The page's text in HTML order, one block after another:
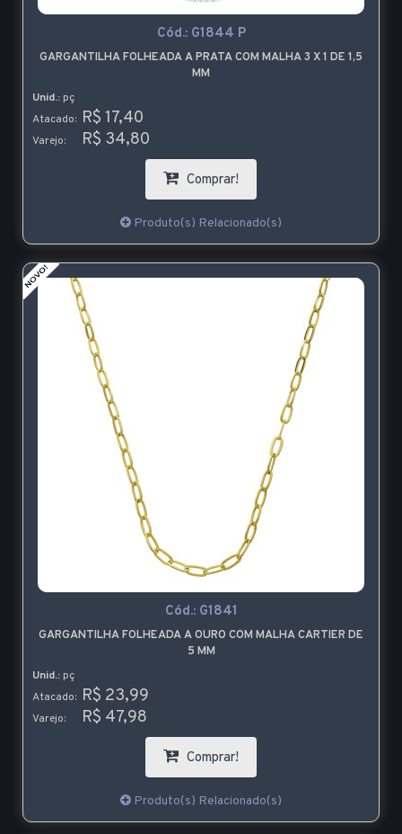
Cód.: G1844 P
GARGANTILHA FOLHEADA A PRATA COM MALHA 3 X 1 DE 1,5
MM
Unid.: pç
Atacado: R$ 17,40
Varejo: R$ 34,80
Comprar!
Produto(s) Relacionado(s)
Cód.: G1841
GARGANTILHA FOLHEADA A OURO COM MALHA CARTIER DE
5 MM
Unid.: pç
Atacado: R$ 23,99
Varejo: R$ 47,98
Comprar!
Produto(s) Relacionado(s)